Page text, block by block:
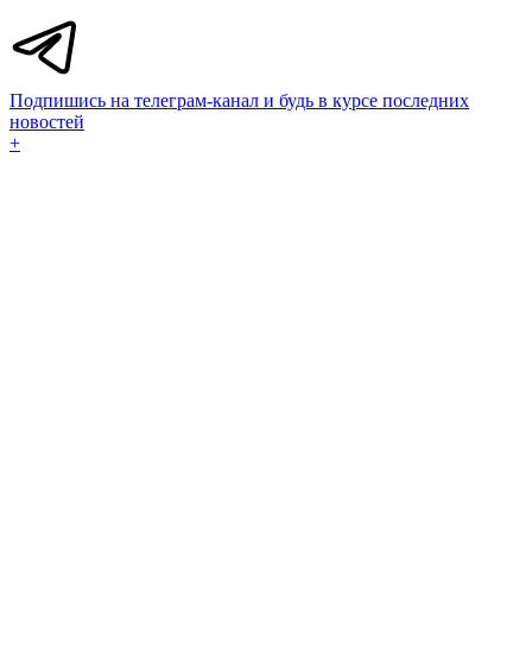
Подпишись на телеграм-канал и будь в курсе последних
новостей
+